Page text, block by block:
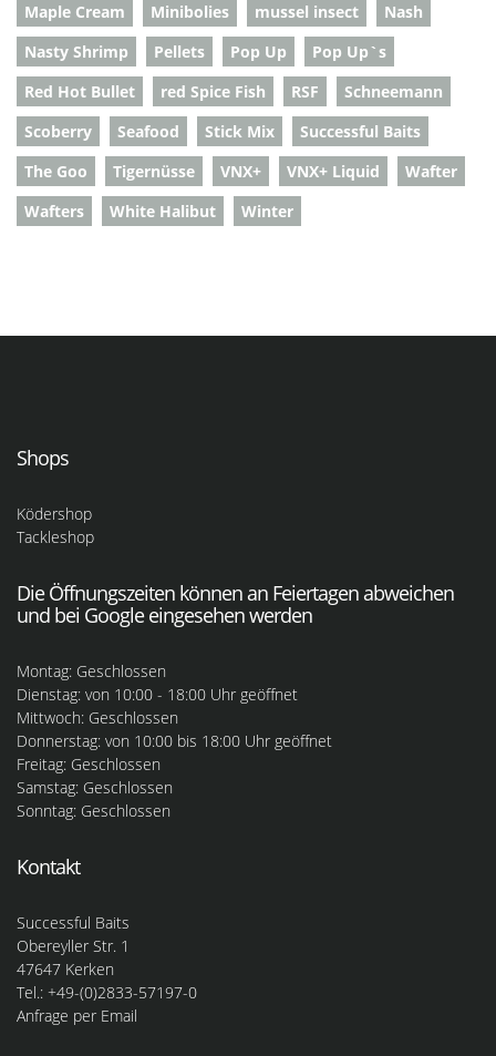
Maple Cream
Minibolies mussel insect
Nash
Nasty Shrimp
Pellets Pop Up
Pop Up`s
Red Hot Bullet
red Spice Fish RSF
Schneemann
Scoberry
Seafood Stick Mix
Successful Baits
The Goo
Tigernüsse VNX+ VNX+ Liquid
Wafter
Wafters
White Halibut Winter
Shops
Ködershop
Tackleshop
Die Öffnungszeiten können an Feiertagen abweichen
und bei Google eingesehen werden
Montag: Geschlossen
Dienstag: von 10:00 - 18:00 Uhr geöffnet
Mittwoch: Geschlossen
Donnerstag: von 10:00 bis 18:00 Uhr geöffnet
Freitag: Geschlossen
Samstag: Geschlossen
Sonntag: Geschlossen
Kontakt
Successful Baits
Obereyller Str. 1
47647 Kerken
Tel.: +49-(0)2833-57197-0
Anfrage per Email